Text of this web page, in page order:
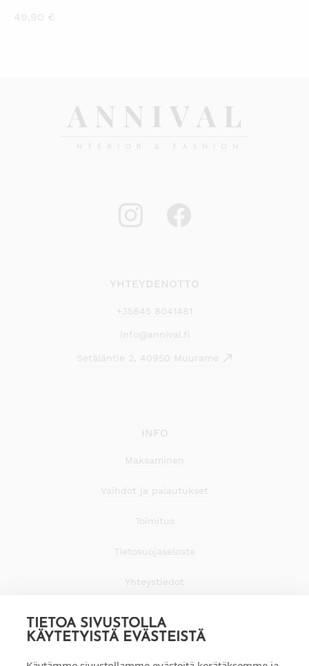
TIETOA SIVUSTOLLA
KÄYTETYISTÄ EVÄSTEISTÄ
49,90 €
YHTEYDENOTTO
+35845 8041481
info@annival.fi
Setäläntie 2, 40950 Muurame
INFO
Maksaminen
Vaihdot ja palautukset
Toimitus
Tietosuojaseloste
Yhteystiedot